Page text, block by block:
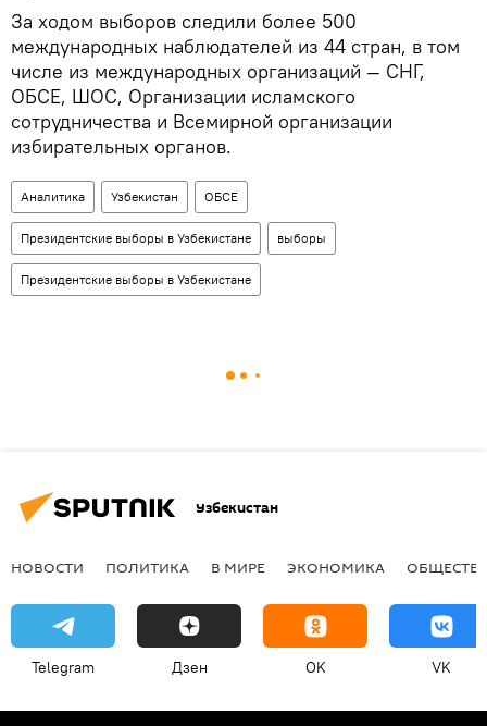
За ходом выборов следили более 500
международных наблюдателей из 44 стран, в том
числе из международных организаций — СНГ,
ОБСЕ, ШОС, Организации исламского
сотрудничества и Всемирной организации
избирательных органов.
Аналитика Узбекистан ОБСЕ
Президентские выборы в Узбекистане выборы
Президентские выборы в Узбекистане
Узбекистан
НОВОСТИ ПОЛИТИКА В МИРЕ ЭКОНОМИКА
Telegram Дзен OK VK